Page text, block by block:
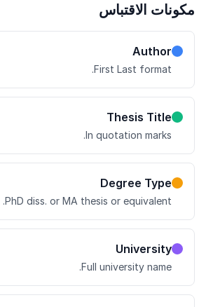
مكونات الاقتباس
Author
First Last format.
Thesis Title
In quotation marks.
Degree Type
PhD diss. or MA thesis or equivalent.
University
Full university name.